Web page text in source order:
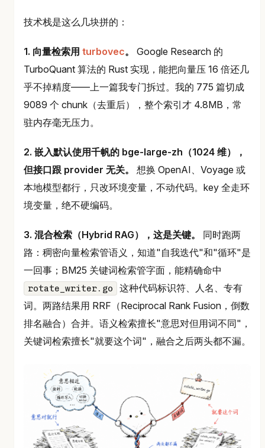
技术栈是这么几块拼的：
1. 向量检索用 turbovec。
Google Research 的
TurboQuant 算法的 Rust 实现，能把向量压 16 倍还几
乎不掉精度——上一篇我专门拆过。我的 775 篇切成
9089 个 chunk（去重后），整个索引才 4.8MB，常
驻内存毫无压力。
2. 嵌入默认使用千帆的 bge-large-zh（1024 维），
但接口跟 provider 无关。
想换 OpenAI、Voyage 或
本地模型都行，只改环境变量，不动代码。key 全走环
境变量，绝不硬编码。
3. 混合检索（Hybrid RAG），这是关键。
同时跑两
路：稠密向量检索管语义，知道"自我迭代"和"循环"是
一回事；BM25 关键词检索管字面，能精确命中
rotate_writer.go
这种代码标识符、人名、专有
词。两路结果用 RRF（Reciprocal Rank Fusion，倒数
排名融合）合并。语义检索擅长"意思对但用词不同"，
关键词检索擅长"就要这个词"，融合之后两头都不漏。